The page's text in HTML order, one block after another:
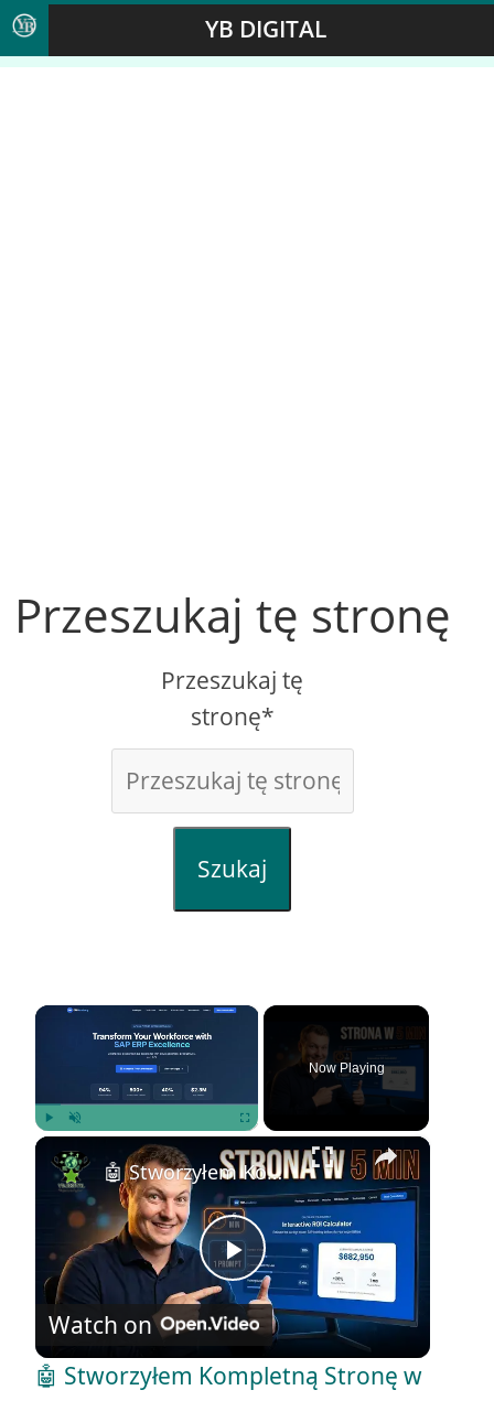
YB DIGITAL
Przeszukaj tę stronę
Przeszukaj tę
stronę*
Szukaj
×
Now Playing
×
P
l
🤖 Stworzyłem Kompletną Stronę w 5 Minut z Jednym Promptem AI — Demo na Żywo
Watch on
🤖 Stworzyłem Kompletną Stronę w